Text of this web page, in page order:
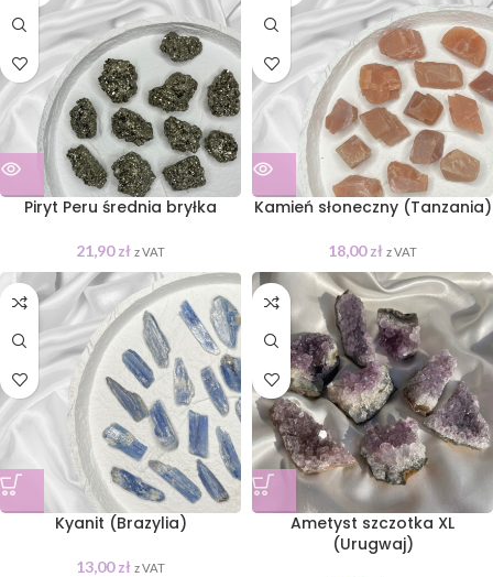
Piryt Peru średnia bryłka
21,90zł z VAT
Kamień słoneczny (Tanzania)
18,00zł z VAT
Kyanit (Brazylia)
13,00zł z VAT
Ametyst szczotka XL
(Urugwaj)